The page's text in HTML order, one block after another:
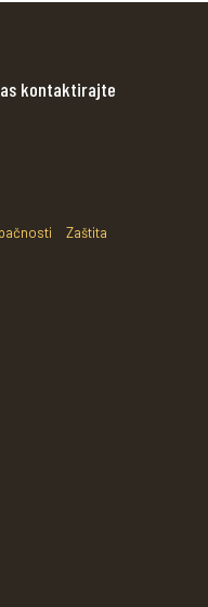
kontaktirajte
Zaštita